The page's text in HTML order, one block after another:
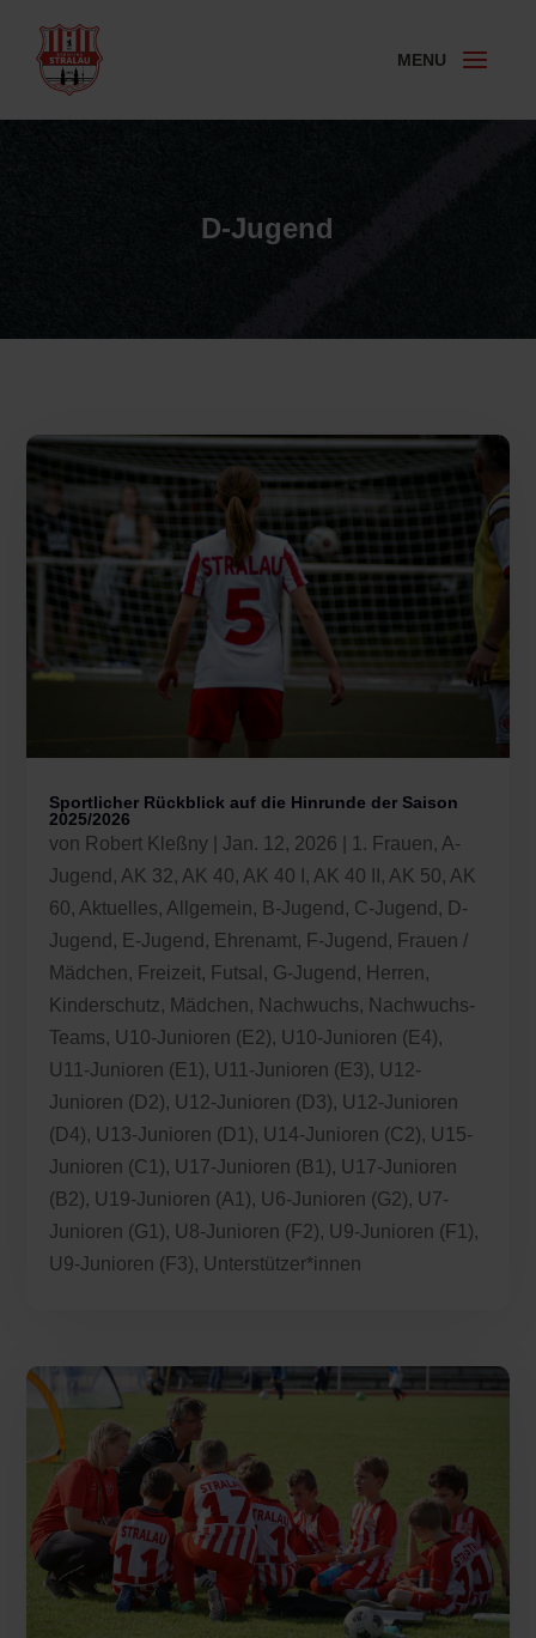
D-Jugend
Sportlicher Rückblick auf die Hinrunde der Saison
2025/2026
von Robert Kleßny Jan. 12, 2026 1. Frauen, A-
Jugend , AK 32, AK 40, AK 40 I , AK 40 II , AK 50, AK
60, Aktuelles, Allgemein, B-Jugend , C-Jugend , D-
Jugend , E-Jugend , Ehrenamt, F-Jugend , Frauen /
Mädchen, Freizeit, Futsal , G-Jugend , Herren,
Kinderschutz, Mädchen, Nachwuchs, Nachwuchs-
Teams, U10-Junioren (E2), U10-Junioren (E4),
U11-Junioren (E1), U11-Junioren (E3), U12-
Junioren (D2), U12-Junioren (D3), U12-Junioren
(D4), U13-Junioren (D1), U14-Junioren (C2), U15-
Junioren (C1), U17-Junioren (B1), U17-Junioren
(B2), U19-Junioren (A1), U6-Junioren (G2), U7-
Junioren (G1), U8-Junioren (F2), U9-Junioren (F1),
U9-Junioren (F3), Unterstützer*innen